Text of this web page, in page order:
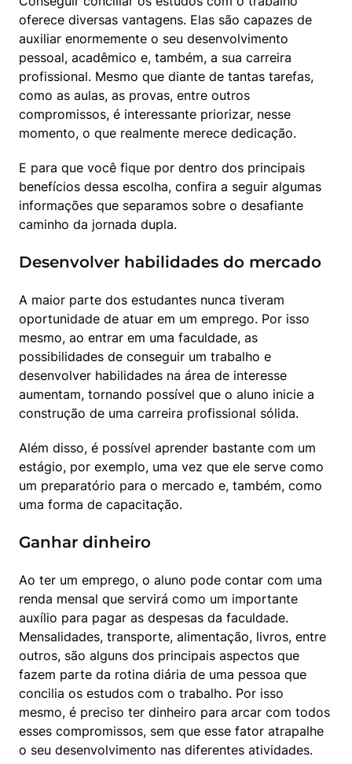
oferece diversas vantagens. Elas são capazes de
auxiliar enormemente o seu desenvolvimento
pessoal, acadêmico e, também, a sua carreira
profissional. Mesmo que diante de tantas tarefas,
como as aulas, as provas, entre outros
compromissos, é interessante priorizar, nesse
momento, o que realmente merece dedicação.
E para que você fique por dentro dos principais
benefícios dessa escolha, confira a seguir algumas
informações que separamos sobre o desafiante
caminho da jornada dupla.
Desenvolver habilidades do mercado
A maior parte dos estudantes nunca tiveram
oportunidade de atuar em um emprego. Por isso
mesmo, ao entrar em uma faculdade, as
possibilidades de conseguir um trabalho e
desenvolver habilidades na área de interesse
aumentam, tornando possível que o aluno inicie a
construção de uma carreira profissional sólida.
Além disso, é possível aprender bastante com um
estágio, por exemplo, uma vez que ele serve como
um preparatório para o mercado e, também, como
uma forma de capacitação.
Ganhar dinheiro
Ao ter um emprego, o aluno pode contar com uma
renda mensal que servirá como um importante
auxílio para pagar as despesas da faculdade.
Mensalidades, transporte, alimentação, livros, entre
outros, são alguns dos principais aspectos que
fazem parte da rotina diária de uma pessoa que
concilia os estudos com o trabalho. Por isso
mesmo, é preciso ter dinheiro para arcar com todos
esses compromissos, sem que esse fator atrapalhe
o seu desenvolvimento nas diferentes atividades.